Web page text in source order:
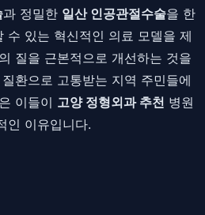
과 정밀한 일산 인공관절수술을 한
수 있는 혁신적인 의료 모델을 제
질을 근본적으로 개선하는 것을
환으로 고통받는 지역 주민들에
이들이 고양 정형외과 추천 병원
인 이유입니다.